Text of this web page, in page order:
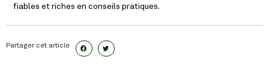
fiables et riches en conseils pratiques.
Partager cet article